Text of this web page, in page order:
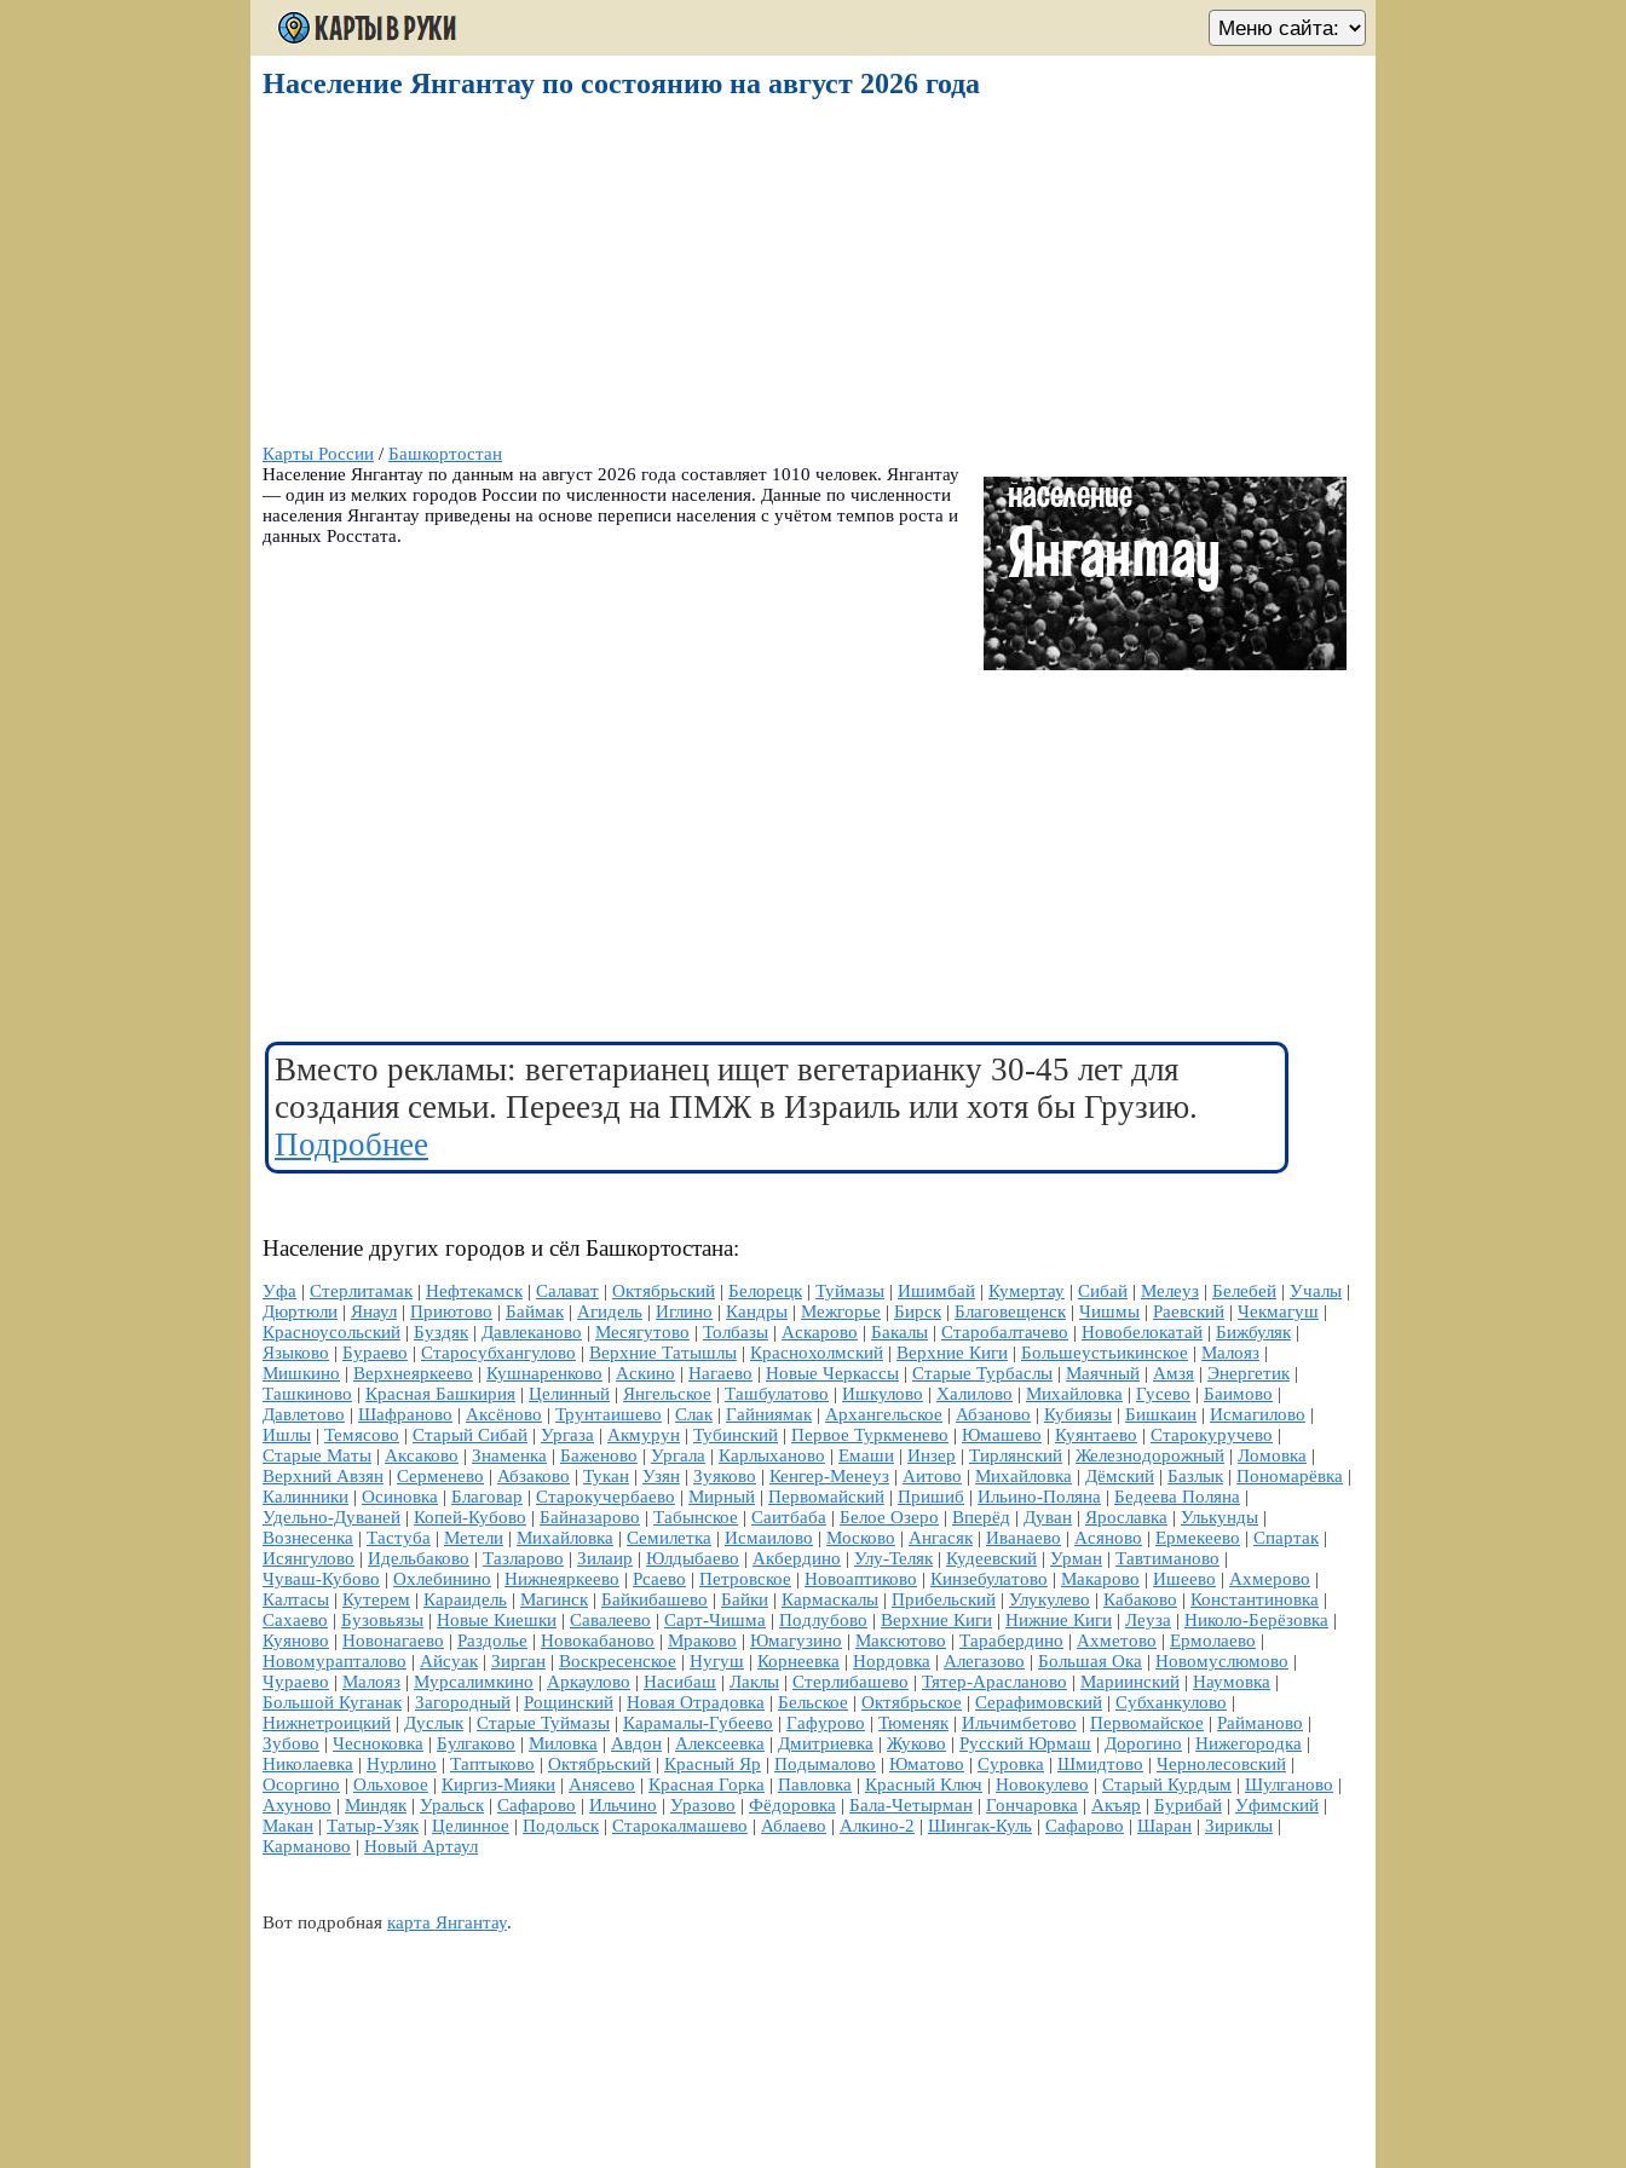
Население Янгантау по состоянию на август 2026 года
Карты России / Башкортостан
Население Янгантау по данным на август 2026 года составляет 1010 человек. Янгантау
— один из мелких городов России по численности населения. Данные по численности
населения Янгантау приведены на основе переписи населения с учётом темпов роста и
данных Росстата.
Вместо рекламы: вегетарианец ищет вегетарианку 30-45 лет для
создания семьи. Переезд на ПМЖ в Израиль или хотя бы Грузию.
Подробнее
Население других городов и сёл Башкортостана:
Уфа | Стерлитамак | Нефтекамск | Салават | Октябрьский | Белорецк | Туймазы | Ишимбай | Кумертау | Сибай | Мелеуз | Белебей | Учалы |
Дюртюли | Янаул | Приютово | Баймак | Агидель | Иглино | Кандры | Межгорье | Бирск | Благовещенск | Чишмы | Раевский | Чекмагуш |
Красноусольский | Буздяк | Давлеканово | Месягутово | Толбазы | Аскарово | Бакалы | Старобалтачево | Новобелокатай | Бижбуляк |
Языково | Бураево | Старосубхангулово | Верхние Татышлы | Краснохолмский | Верхние Киги | Большеустьикинское | Малояз |
Мишкино | Верхнеяркеево | Кушнаренково | Аскино | Нагаево | Новые Черкассы | Старые Турбаслы | Маячный | Амзя | Энергетик |
Ташкиново | Красная Башкирия | Целинный | Янгельское | Ташбулатово | Ишкулово | Халилово | Михайловка | Гусево | Баимово |
Давлетово | Шафраново | Аксёново | Трунтаишево | Слак | Гайниямак | Архангельское | Абзаново | Кубиязы | Бишкаин | Исмагилово |
Ишлы | Темясово | Старый Сибай | Ургаза | Акмурун | Тубинский | Первое Туркменево | Юмашево | Куянтаево | Старокуручево |
Старые Маты | Аксаково | Знаменка | Баженово | Ургала | Карлыханово | Емаши | Инзер | Тирлянский | Железнодорожный | Ломовка |
Верхний Авзян | Серменево | Абзаково | Тукан | Узян | Зуяково | Кенгер-Менеуз | Аитово | Михайловка | Дёмский | Базлык | Пономарёвка |
Калинники | Осиновка | Благовар | Старокучербаево | Мирный | Первомайский | Пришиб | Ильино-Поляна | Бедеева Поляна |
Удельно-Дуваней | Копей-Кубово | Байназарово | Табынское | Саитбаба | Белое Озеро | Вперёд | Дуван | Ярославка | Улькунды |
Вознесенка | Тастуба | Метели | Михайловка | Семилетка | Исмаилово | Москово | Ангасяк | Иванаево | Асяново | Ермекеево | Спартак |
Исянгулово | Идельбаково | Тазларово | Зилаир | Юлдыбаево | Акбердино | Улу-Теляк | Кудеевский | Урман | Тавтиманово |
Чуваш-Кубово | Охлебинино | Нижнеяркеево | Рсаево | Петровское | Новоаптиково | Кинзебулатово | Макарово | Ишеево | Ахмерово |
Калтасы | Кутерем | Караидель | Магинск | Байкибашево | Байки | Кармаскалы | Прибельский | Улукулево | Кабаково | Константиновка |
Сахаево | Бузовьязы | Новые Киешки | Савалеево | Сарт-Чишма | Подлубово | Верхние Киги | Нижние Киги | Леуза | Николо-Берёзовка |
Куяново | Новонагаево | Раздолье | Новокабаново | Мраково | Юмагузино | Максютово | Тарабердино | Ахметово | Ермолаево |
Новомурапталово | Айсуак | Зирган | Воскресенское | Нугуш | Корнеевка | Нордовка | Алегазово | Большая Ока | Новомуслюмово |
Чураево | Малояз | Мурсалимкино | Аркаулово | Насибаш | Лаклы | Стерлибашево | Тятер-Арасланово | Мариинский | Наумовка |
Большой Куганак | Загородный | Рощинский | Новая Отрадовка | Бельское | Октябрьское | Серафимовский | Субханкулово |
Нижнетроицкий | Дуслык | Старые Туймазы | Карамалы-Губеево | Гафурово | Тюменяк | Ильчимбетово | Первомайское | Райманово |
Зубово | Чесноковка | Булгаково | Миловка | Авдон | Алексеевка | Дмитриевка | Жуково | Русский Юрмаш | Дорогино | Нижегородка |
Николаевка | Нурлино | Таптыково | Октябрьский | Красный Яр | Подымалово | Юматово | Суровка | Шмидтово | Чернолесовский |
Осоргино | Ольховое | Киргиз-Мияки | Анясево | Красная Горка | Павловка | Красный Ключ | Новокулево | Старый Курдым | Шулганово |
Ахуново | Миндяк | Уральск | Сафарово | Ильчино | Уразово | Фёдоровка | Бала-Четырман | Гончаровка | Акъяр | Бурибай | Уфимский |
Макан | Татыр-Узяк | Целинное | Подольск | Старокалмашево | Аблаево | Алкино-2 | Шингак-Куль | Сафарово | Шаран | Зириклы |
Карманово | Новый Артаул
Вот подробная карта Янгантау.